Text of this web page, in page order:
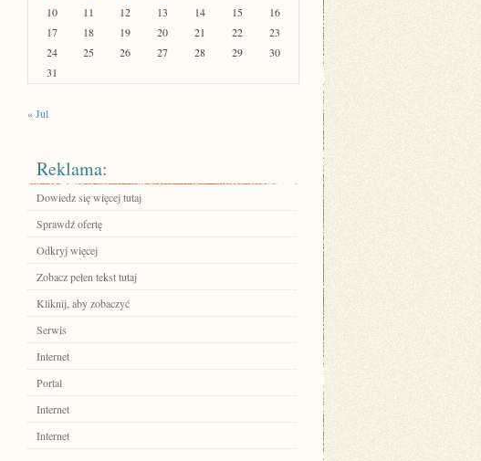
10
11 12 13 14 15
16
17
18 19 20 21 22
23
24
25 26 27 28 29
30
31
« Jul
Reklama:
Dowiedz się więcej tutaj
Sprawdź ofertę
Odkryj więcej
Zobacz pełen tekst tutaj
Kliknij, aby zobaczyć
Serwis
Internet
Portal
Internet
Internet